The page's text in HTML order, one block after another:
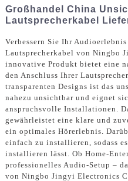
Großhandel China
Lautsprecherkabel
Verbessern Sie Ihr
Lautsprecherkabel von Ningbo
innovative Produkt bietet eine
den Anschluss Ihrer
transparenten Designs ist das
nahezu unsichtbar und eignet
anspruchsvolle Installationen.
gewährleistet eine klare und
ein optimales Hörerlebnis.
einfach zu installieren, sodass
installieren lässt. Ob Home-
professionelles Audio-Setup –
von Ningbo Jingyi Electronics